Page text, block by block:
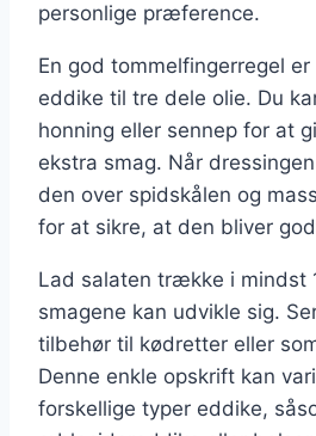
personlige præference.
En god tommelfingerregel
eddike til tre dele olie. Du
honning eller sennep for at
ekstra smag. Når
den over spidskålen og
for at sikre, at den bliver
Lad salaten trække i mindst
smagene kan udvikle sig.
tilbehør til kødretter eller
Denne enkle opskrift kan
forskellige typer eddike,